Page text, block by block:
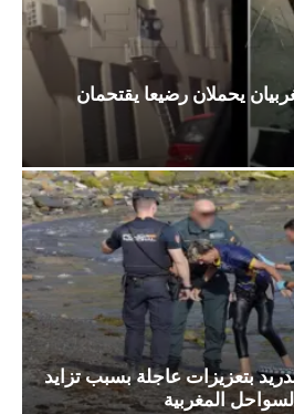
يحملان رضيعا يقتحمان
بتعزيزات عاجلة بسبب تزايد
المغربية